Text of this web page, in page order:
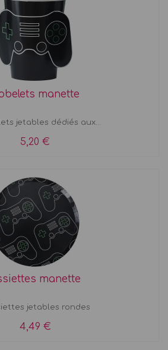
manette
jetables dédiés aux...
5,20 €
manette
jetables rondes
4,49 €